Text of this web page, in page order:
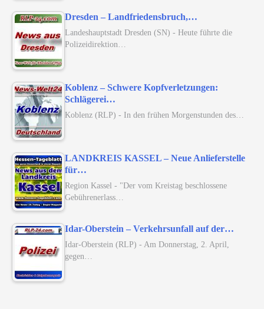
Dresden – Landfriedensbruch,…
Landeshauptstadt Dresden (SN) - Heute führte die
Polizeidirektion…
Koblenz – Schwere Kopfverletzungen:
Schlägerei…
Koblenz (RLP) - In den frühen Morgenstunden des…
LANDKREIS KASSEL – Neue Anlieferstelle
für…
Region Kassel - "Der vom Kreistag beschlossene
Gebührenerlass…
Idar-Oberstein – Verkehrsunfall auf der…
Idar-Oberstein (RLP) - Am Donnerstag, 2. April,
gegen…